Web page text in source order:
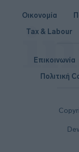
Οικονομία
Tax & Labour
Επικοινωνία
Πολιτική